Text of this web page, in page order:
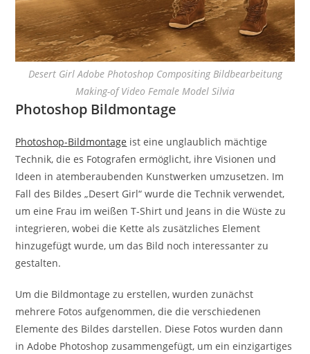
Desert Girl Adobe Photoshop Compositing Bildbearbeitung
Making-of Video Female Model Silvia
Photoshop Bildmontage
Photoshop-Bildmontage ist eine unglaublich mächtige
Technik, die es Fotografen ermöglicht, ihre Visionen und
Ideen in atemberaubenden Kunstwerken umzusetzen. Im
Fall des Bildes „Desert Girl“ wurde die Technik verwendet,
um eine Frau im weißen T-Shirt und Jeans in die Wüste zu
integrieren, wobei die Kette als zusätzliches Element
hinzugefügt wurde, um das Bild noch interessanter zu
gestalten.
Um die Bildmontage zu erstellen, wurden zunächst
mehrere Fotos aufgenommen, die die verschiedenen
Elemente des Bildes darstellen. Diese Fotos wurden dann
in Adobe Photoshop zusammengefügt, um ein einzigartiges